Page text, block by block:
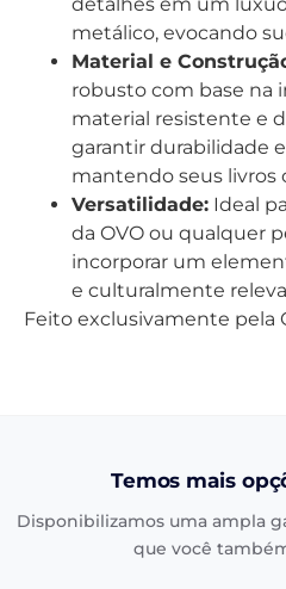
metálico, evocando
Material e
robusto com base na
material resistente e
garantir durabilidade
mantendo seus livros
Versatilidade: Ideal
da OVO ou qualquer
incorporar um
e culturalmente
Feito exclusivamente pela
Temos mais
Disponibilizamos uma ampla
que você